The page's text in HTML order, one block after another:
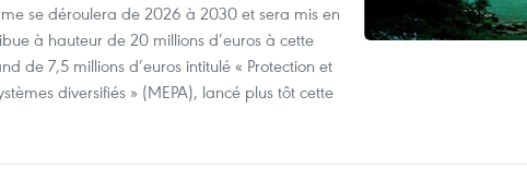
se déroulera de 2026 à 2030 et sera mis en
à hauteur de 20 millions d’euros à cette
de 7,5 millions d’euros intitulé « Protection et
diversifiés » (MEPA), lancé plus tôt cette